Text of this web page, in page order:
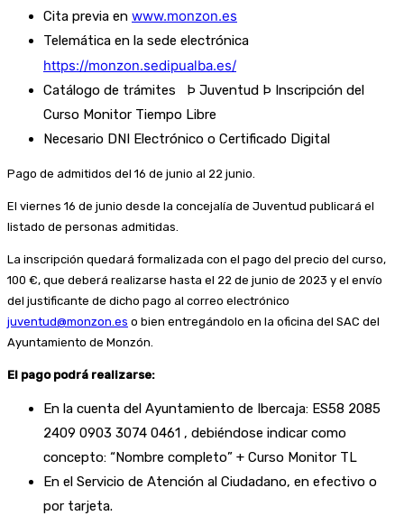
Cita previa en www.monzon.es
Telemática en la sede electrónica
https://monzon.sedipualba.es/
Catálogo de trámites Þ Juventud Þ Inscripción del
Curso Monitor Tiempo Libre
Necesario DNI Electrónico o Certificado Digital
Pago de admitidos del 16 de junio al 22 junio.
El viernes 16 de junio desde la concejalía de Juventud publicará el
listado de personas admitidas.
La inscripción quedará formalizada con el pago del precio del curso,
100 €, que deberá realizarse hasta el 22 de junio de 2023 y el envío
del justificante de dicho pago al correo electrónico
juventud@monzon.es o bien entregándolo en la oficina del SAC del
Ayuntamiento de Monzón.
El pago podrá realizarse:
En la cuenta del Ayuntamiento de Ibercaja: ES58 2085
2409 0903 3074 0461 , debiéndose indicar como
concepto: “Nombre completo” + Curso Monitor TL
En el Servicio de Atención al Ciudadano, en efectivo o
por tarjeta.